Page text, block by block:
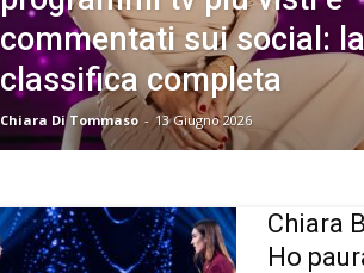
commentati sui social: la
classifica completa
Chiara Di Tommaso - 13 Giugno 2026
Chiara
Ho